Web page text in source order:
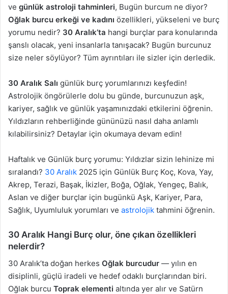
ve günlük astroloji tahminleri, Bugün burcum ne diyor?
Oğlak burcu erkeği ve kadını özellikleri, yükseleni ve burç
yorumu nedir? 30 Aralık’ta hangi burçlar para konularında
şanslı olacak, yeni insanlarla tanışacak? Bugün burcunuz
size neler söylüyor? Tüm ayrıntıları ile sizler için derledik.
30 Aralık Salı günlük burç yorumlarınızı keşfedin!
Astrolojik öngörülerle dolu bu günde, burcunuzun aşk,
kariyer, sağlık ve günlük yaşamınızdaki etkilerini öğrenin.
Yıldızların rehberliğinde gününüzü nasıl daha anlamlı
kılabilirsiniz? Detaylar için okumaya devam edin!
Haftalık ve Günlük burç yorumu: Yıldızlar sizin lehinize mi
sıralandı? 30 Aralık 2025 için Günlük Burç Koç, Kova, Yay,
Akrep, Terazi, Başak, İkizler, Boğa, Oğlak, Yengeç, Balık,
Aslan ve diğer burçlar için bugünkü Aşk, Kariyer, Para,
Sağlık, Uyumluluk yorumları ve astrolojik tahmini öğrenin.
30 Aralık Hangi Burç olur, öne çıkan özellikleri
nelerdir?
30 Aralık’ta doğan herkes Oğlak burcudur — yılın en
disiplinli, güçlü iradeli ve hedef odaklı burçlarından biri.
Oğlak burcu Toprak elementi altında yer alır ve Satürn